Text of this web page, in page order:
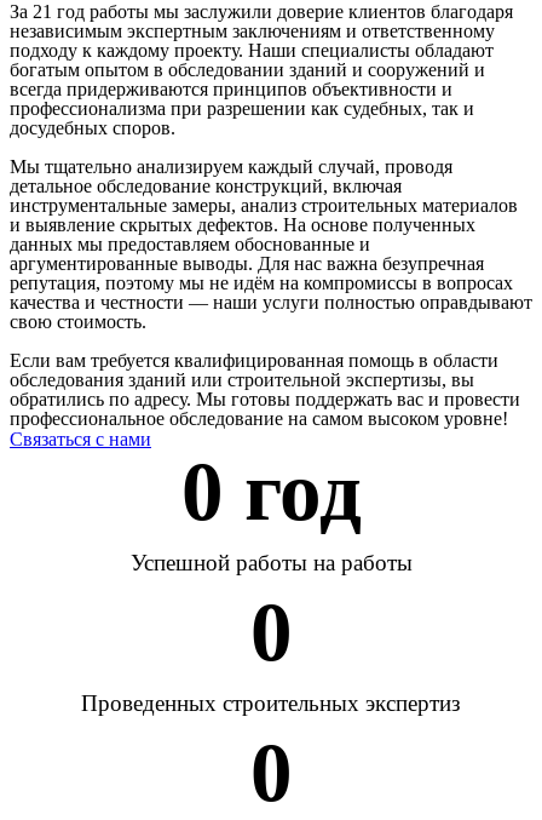
За 21 год работы мы заслужили доверие клиентов благодаря
независимым экспертным заключениям и ответственному
подходу к каждому проекту. Наши специалисты обладают
богатым опытом в обследовании зданий и сооружений и
всегда придерживаются принципов объективности и
профессионализма при разрешении как судебных, так и
досудебных споров.
Мы тщательно анализируем каждый случай, проводя
детальное обследование конструкций, включая
инструментальные замеры, анализ строительных материалов
и выявление скрытых дефектов. На основе полученных
данных мы предоставляем обоснованные и
аргументированные выводы. Для нас важна безупречная
репутация, поэтому мы не идём на компромиссы в вопросах
качества и честности — наши услуги полностью оправдывают
свою стоимость.
Если вам требуется квалифицированная помощь в области
обследования зданий или строительной экспертизы, вы
обратились по адресу. Мы готовы поддержать вас и провести
профессиональное обследование на самом высоком уровне!
Связаться с нами
0 год
Успешной работы на работы
0
Проведенных строительных экспертиз
0